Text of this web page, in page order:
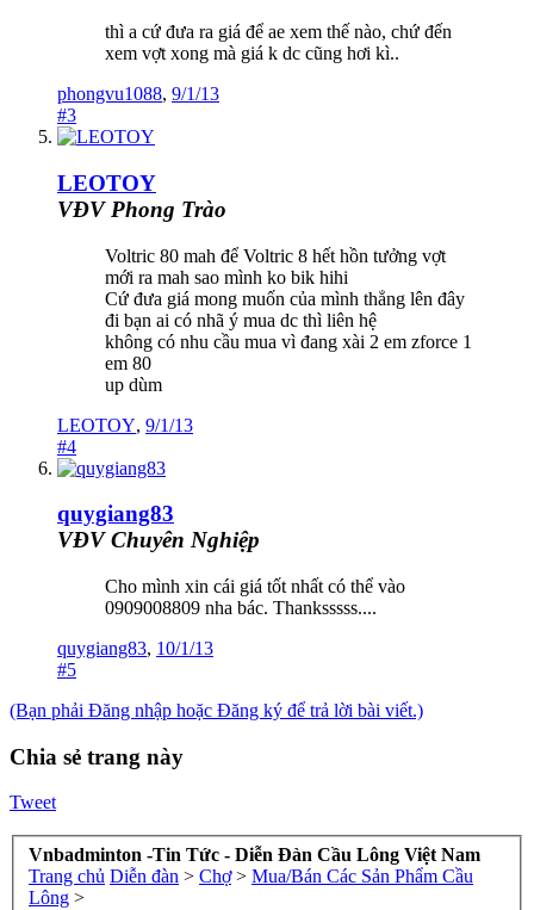
thì a cứ đưa ra giá để ae xem thế nào, chứ đến
xem vợt xong mà giá k dc cũng hơi kì..
phongvu1088, 9/1/13
#3
LEOTOY
VĐV Phong Trào
Voltric 80 mah để Voltric 8 hết hồn tưởng vợt
mới ra mah sao mình ko bik hihi
Cứ đưa giá mong muốn của mình thẳng lên đây
đi bạn ai có nhã ý mua dc thì liên hệ
không có nhu cầu mua vì đang xài 2 em zforce 1
em 80
up dùm
LEOTOY, 9/1/13
#4
quygiang83
VĐV Chuyên Nghiệp
Cho mình xin cái giá tốt nhất có thể vào
0909008809 nha bác. Thanksssss....
quygiang83, 10/1/13
#5
(Bạn phải Đăng nhập hoặc Đăng ký để trả lời bài viết.)
Chia sẻ trang này
Tweet
Vnbadminton -Tin Tức - Diễn Đàn Cầu Lông Việt Nam
Trang chủ Diễn đàn > Chợ > Mua/Bán Các Sản Phẩm Cầu
Lông >